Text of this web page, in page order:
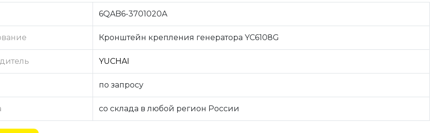
6QAB6-3701020A
Кронштейн крепления генератора YC6108G
YUCHAI
по запросу
со склада в любой регион России